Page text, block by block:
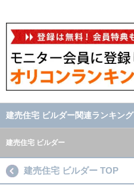
建売住宅 ビルダー関連ランキング
建売住宅 ビルダー
建売住宅 ビルダー TOP